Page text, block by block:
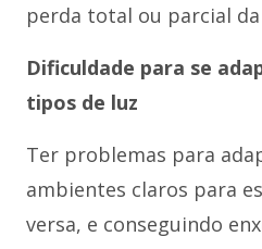
perda total ou parcial da
Dificuldade para se
tipos de luz
Ter problemas para
ambientes claros para
versa, e conseguindo